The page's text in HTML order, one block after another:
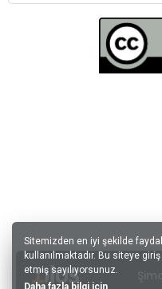
Sitemizden en iyi şekilde
kullanılmaktadır. Bu siteye
etmiş sayılıyorsunuz.
Daha fazla bilgi için